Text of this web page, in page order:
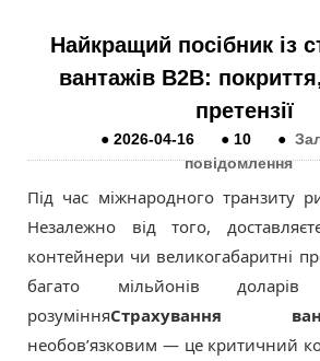
Найкращий посібник із
вантажів B2B:
претензії
●2026-04-16 ● 10 ●
повідомлення
Під час міжнародного транзиту
Незалежно від того,
контейнери чи великогабаритні
багато мільйонів
розумінняСтрахування
необов’язковим — це критичний